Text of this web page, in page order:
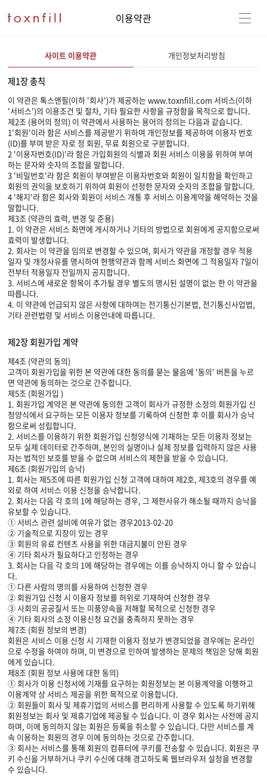
이용약관
사이트 이용약관 개인정보처리방침
제1장 총칙
이 약관은 톡스앤필(이하 '회사')가 제공하는 www.toxnfill.com 서비스(이하
'서비스')의 이용조건 및 절차, 기타 필요한 사항을 규정함을 목적으로 합니다.
제2조 (용어의 정의) 이 약관에서 사용하는 용어의 정의는 다음과 같습니다.
1'회원'이라 함은 서비스를 제공받기 위하여 개인정보를 제공하여 이용자 번호
(ID)를 부여 받은 자로 정 회원, 무료 회원으로 구분합니다.
2 '이용자번호(ID)'라 함은 가입회원의 식별과 회원 서비스 이용을 위하여 부여
하는 문자와 숫자의 조합을 말합니다.
3 '비밀번호'라 함은 회원이 부여받은 이용자번호와 회원이 일치함을 확인하고
회원의 권익을 보호하기 위하여 회원이 선정한 문자와 숫자의 조합을 말합니다.
4 '해지'라 함은 회사와 회원이 서비스 개통 후 서비스 이용계약을 해약하는 것을
말합니다.
제3조 (약관의 효력, 변경 및 준용)
1. 이 약관은 서비스 화면에 게시하거나 기타의 방법으로 회원에게 공지함으로써
효력이 발생합니다.
2. 회사는 이 약관을 임의로 변경할 수 있으며, 회사가 약관을 개정할 경우 적용
일자 및 개정사유를 명시하여 현행약관과 함께 서비스 화면에 그 적용일자 7일이
전부터 적용일자 전일까지 공지합니다.
3. 서비스에 새로운 항목이 추가될 경우 별도의 명시된 설명이 없는 한 이 약관을
따릅니다.
4. 이 약관에 언급되지 않은 사항에 대하여는 전기통신기본법, 전기통신사업법,
기타 관련법령 및 서비스 이용안내에 따릅니다.
제2장 회원가입 계약
제4조 (약관의 동의)
고객이 회원가입을 위한 본 약관에 대한 동의를 묻는 물음에 '동의' 버튼을 누르
면 약관에 동의하는 것으로 간주합니다.
제5조 (회원가입 )
1. 회원가입 계약은 본 약관에 동의한 고객이 회사가 규정한 소정의 회원가입 신
청양식에서 요구하는 모든 이용자 정보를 기록하여 신청한 후 이를 회사가 승낙
함으로써 성립합니다.
2. 서비스를 이용하기 위한 회원가입 신청양식에 기재하는 모든 이용자 정보는
모두 실제 데이터로 간주하며, 본인의 실명이나 실제 정보를 입력하지 않은 사용
자는 법적인 보호를 받을 수 없으며 서비스의 제한을 받을 수 있습니다.
제6조 (회원가입의 승낙)
1. 회사는 제5조에 따른 회원가입 신청 고객에 대하여 제2호, 제3호의 경우를 예
외로 하여 서비스 이용 신청을 승낙합니다.
2. 회사는 다음 각 호의 1에 해당하는 경우, 그 제한사유가 해소될 때까지 승낙을
유보할 수 있습니다.
① 서비스 관련 설비에 여유가 없는 경우2013-02-20
② 기술적으로 지장이 있는 경우
③ 회원의 유료 컨텐츠 사용을 위한 대금지불이 안된 경우
④ 기타 회사가 필요하다고 인정하는 경우
3. 회사는 다음 각 호의 1에 해당하는 경우에는 이를 승낙하지 아니 할 수 있습니
다.
① 다른 사람의 명의를 사용하여 신청한 경우
② 회원가입 신청 시 이용자 정보를 허위로 기재하여 신청한 경우
③ 사회의 공공질서 또는 미풍양속을 저해할 목적으로 신청한 경우
④ 기타 회사의 소정 이용신청 요건을 충족하지 못하는 경우
제7조 (회원 정보의 변경)
회원은 서비스 이용 신청 시 기재한 이용자 정보가 변경되었을 경우에는 온라인
으로 수정을 하여야 하며, 미 변경으로 인하여 발생하는 문제의 책임은 당해 회원
에게 있습니다.
제8조 (회원 정보 사용에 대한 동의)
① 회사가 이용 신청서에 기재를 요구하는 회원정보는 본 이용계약을 이행하고
이용계약 상 서비스 제공을 위한 목적으로 이용합니다.
② 회원들이 회사 및 제휴기업의 서비스를 편리하게 사용할 수 있도록 하기위해
회원정보는 회사 및 제휴기업에 제공될 수 있습니다. 이 경우 회사는 사전에 공지
하며, 이에 동의하지 않는 회원은 등록을 취소할 수 있습니다. 다만 서비스를 계
속 이용하는 회원의 경우 이에 동의하는 것으로 간주합니다.
③ 회사는 서비스를 통해 회원의 컴퓨터에 쿠키를 전송할 수 있습니다. 회원은 쿠
키 수신을 거부하거나 쿠키 수신에 대해 경고하도록 웹브라우저 설정을 변경할
수 있습니다.